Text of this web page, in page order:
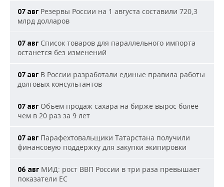
07 авг Резервы России на 1 августа составили 720,3
млрд долларов
07 авг Список товаров для параллельного импорта
останется без изменений
07 авг В России разработали единые правила работы
долговых консультантов
07 авг Объем продаж сахара на бирже вырос более
чем в 20 раз за 9 лет
07 авг Парафехтовальщики Татарстана получили
финансовую поддержку для закупки экипировки
06 авг МИД: рост ВВП России в три раза превышает
показатели ЕС